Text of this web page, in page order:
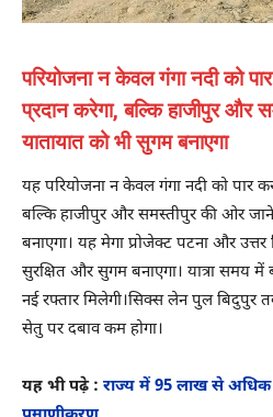
परियोजना न केवल गंगा नदी को
प्रदान करेगा, बल्कि हाजीपुर और
यातायात को भी सुगम बनाएगा
यह परियोजना न केवल गंगा नदी को पार
बल्कि हाजीपुर और समस्तीपुर की ओर
बनाएगा। यह मेगा प्रोजेक्ट पटना और
सुरक्षित और सुगम बनाएगा। यात्रा समय
नई रफ्तार मिलेगी।सिक्स लेन पुल बिदुपुर
सेतु पर दबाव कम होगा।
यह भी पढ़े : राज्य में 95 लाख से अधिक